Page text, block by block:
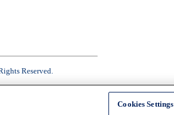
Reserved.
Cookies Settings